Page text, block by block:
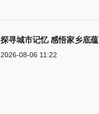
探寻城市记忆 感悟家乡底蕴
2026-08-06 11:22